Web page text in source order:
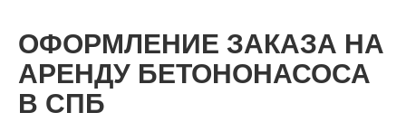
ОФОРМЛЕНИЕ ЗАКАЗА НА
АРЕНДУ БЕТОНОНАСОСА
В СПБ